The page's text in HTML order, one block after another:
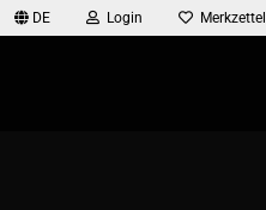
DE Login Merkzettel